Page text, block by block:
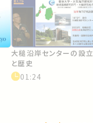
大槌沿岸センターの設
と歴史
01:24